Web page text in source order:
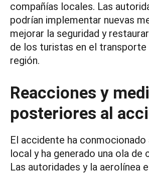
compañías locales. Las
podrían implementar nuevas
mejorar la seguridad y
de los turistas en el transporte
región.
Reacciones y
posteriores al
El accidente ha conmocionado
local y ha generado una ola de
Las autoridades y la aerolínea